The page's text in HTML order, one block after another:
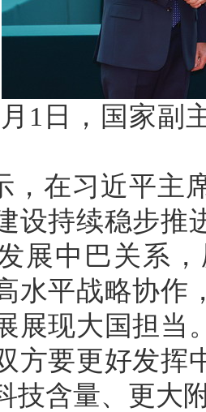
月1日，国家副
，在习近平主
设持续稳步推
展中巴关系
水平战略协作
展现大国担当
方要更好发挥
技含量、更大